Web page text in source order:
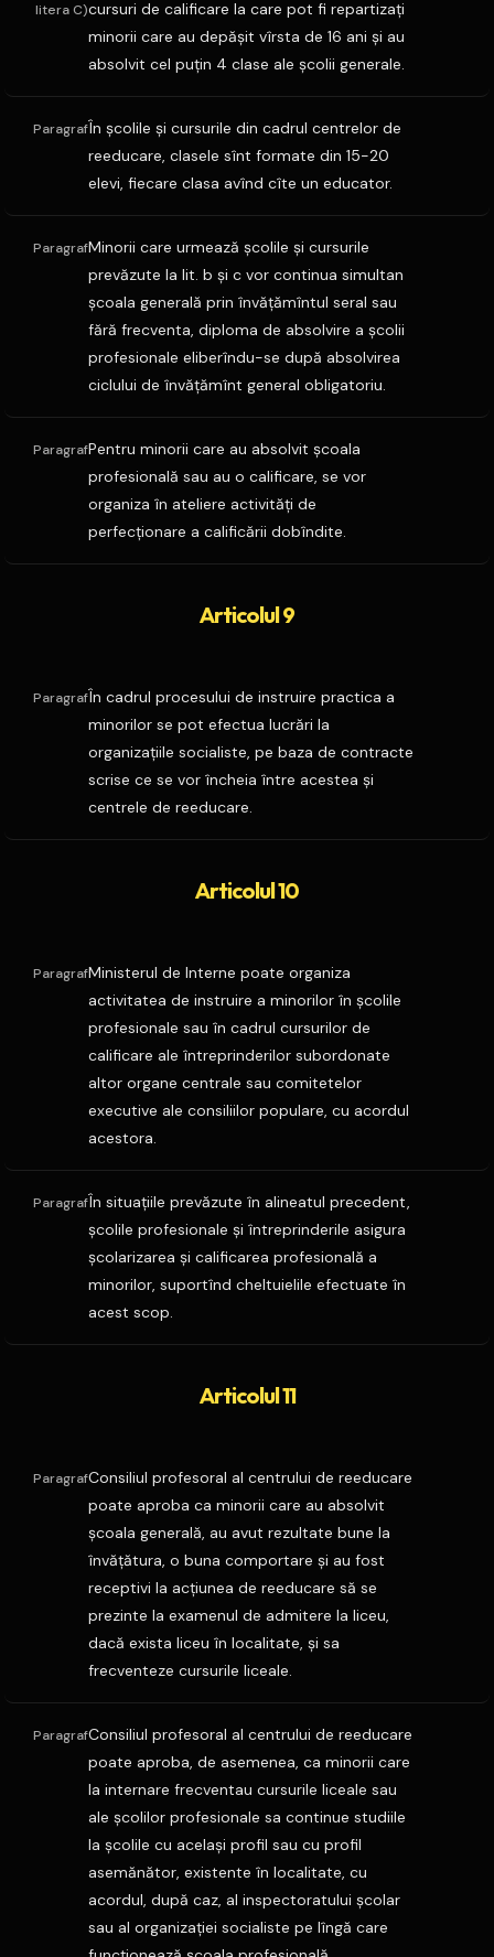
litera C)cursuri de calificare la care pot fi repartizaţi
minorii care au depăşit vîrsta de 16 ani şi au
absolvit cel puţin 4 clase ale şcolii generale.
ParagrafÎn şcolile şi cursurile din cadrul centrelor de
reeducare, clasele sînt formate din 15-20
elevi, fiecare clasa avînd cîte un educator.
ParagrafMinorii care urmează şcolile şi cursurile
prevăzute la lit. b şi c vor continua simultan
şcoala generală prin învăţămîntul seral sau
fără frecventa, diploma de absolvire a şcolii
profesionale eliberîndu-se după absolvirea
ciclului de învăţămînt general obligatoriu.
ParagrafPentru minorii care au absolvit şcoala
profesională sau au o calificare, se vor
organiza în ateliere activităţi de
perfecţionare a calificării dobîndite.
Articolul 9
ParagrafÎn cadrul procesului de instruire practica a
minorilor se pot efectua lucrări la
organizaţiile socialiste, pe baza de contracte
scrise ce se vor încheia între acestea şi
centrele de reeducare.
Articolul 10
ParagrafMinisterul de Interne poate organiza
activitatea de instruire a minorilor în şcolile
profesionale sau în cadrul cursurilor de
calificare ale întreprinderilor subordonate
altor organe centrale sau comitetelor
executive ale consiliilor populare, cu acordul
acestora.
ParagrafÎn situaţiile prevăzute în alineatul precedent,
şcolile profesionale şi întreprinderile asigura
şcolarizarea şi calificarea profesională a
minorilor, suportînd cheltuielile efectuate în
acest scop.
Articolul 11
ParagrafConsiliul profesoral al centrului de reeducare
poate aproba ca minorii care au absolvit
şcoala generală, au avut rezultate bune la
învăţătura, o buna comportare şi au fost
receptivi la acţiunea de reeducare să se
prezinte la examenul de admitere la liceu,
dacă exista liceu în localitate, şi sa
frecventeze cursurile liceale.
ParagrafConsiliul profesoral al centrului de reeducare
poate aproba, de asemenea, ca minorii care
la internare frecventau cursurile liceale sau
ale şcolilor profesionale sa continue studiile
la şcolile cu acelaşi profil sau cu profil
asemănător, existente în localitate, cu
acordul, după caz, al inspectoratului şcolar
sau al organizaţiei socialiste pe lîngă care